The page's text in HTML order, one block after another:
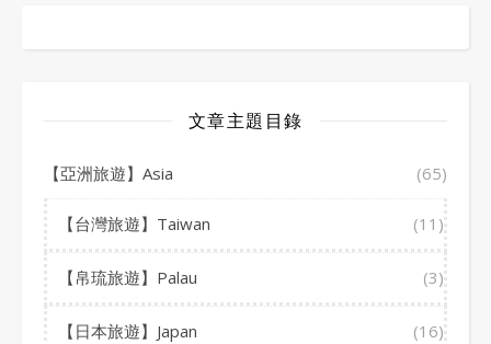
文章主題目錄
【亞洲旅遊】Asia (65)
【台灣旅遊】Taiwan (11)
【帛琉旅遊】Palau (3)
【日本旅遊】Japan (16)